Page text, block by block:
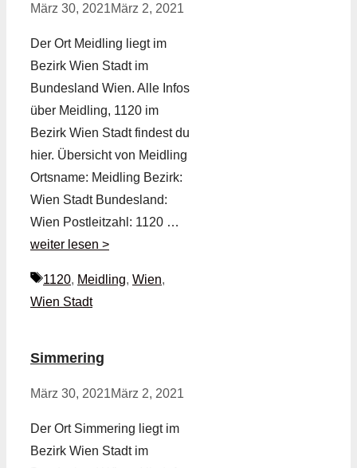
März 30, 2021März 2, 2021
Der Ort Meidling liegt im
Bezirk Wien Stadt im
Bundesland Wien. Alle Infos
über Meidling, 1120 im
Bezirk Wien Stadt findest du
hier. Übersicht von Meidling
Ortsname: Meidling Bezirk:
Wien Stadt Bundesland:
Wien Postleitzahl: 1120 …
weiter lesen >
Schlagwörter
1120, Meidling, Wien,
Wien Stadt
Simmering
März 30, 2021März 2, 2021
Der Ort Simmering liegt im
Bezirk Wien Stadt im